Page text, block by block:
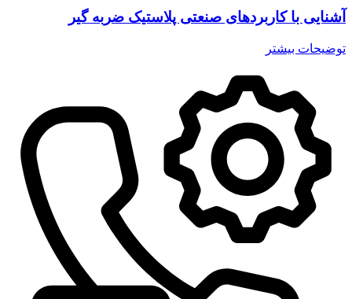
آشنایی با کاربردهای صنعتی پلاستیک ضربه گیر
توضیحات بیشتر